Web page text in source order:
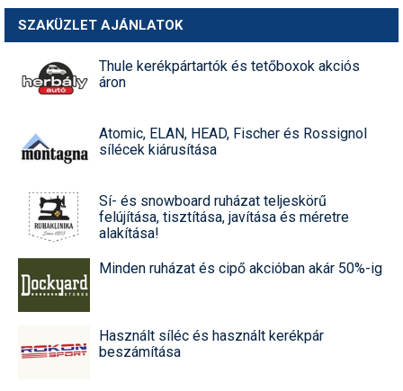
SZAKÜZLET AJÁNLATOK
Thule kerékpártartók és tetőboxok akciós
áron
Atomic, ELAN, HEAD, Fischer és Rossignol
sílécek kiárusítása
Sí- és snowboard ruházat teljeskörű
felújítása, tisztítása, javítása és méretre
alakítása!
Minden ruházat és cipő akcióban akár 50%-ig
Használt síléc és használt kerékpár
beszámítása